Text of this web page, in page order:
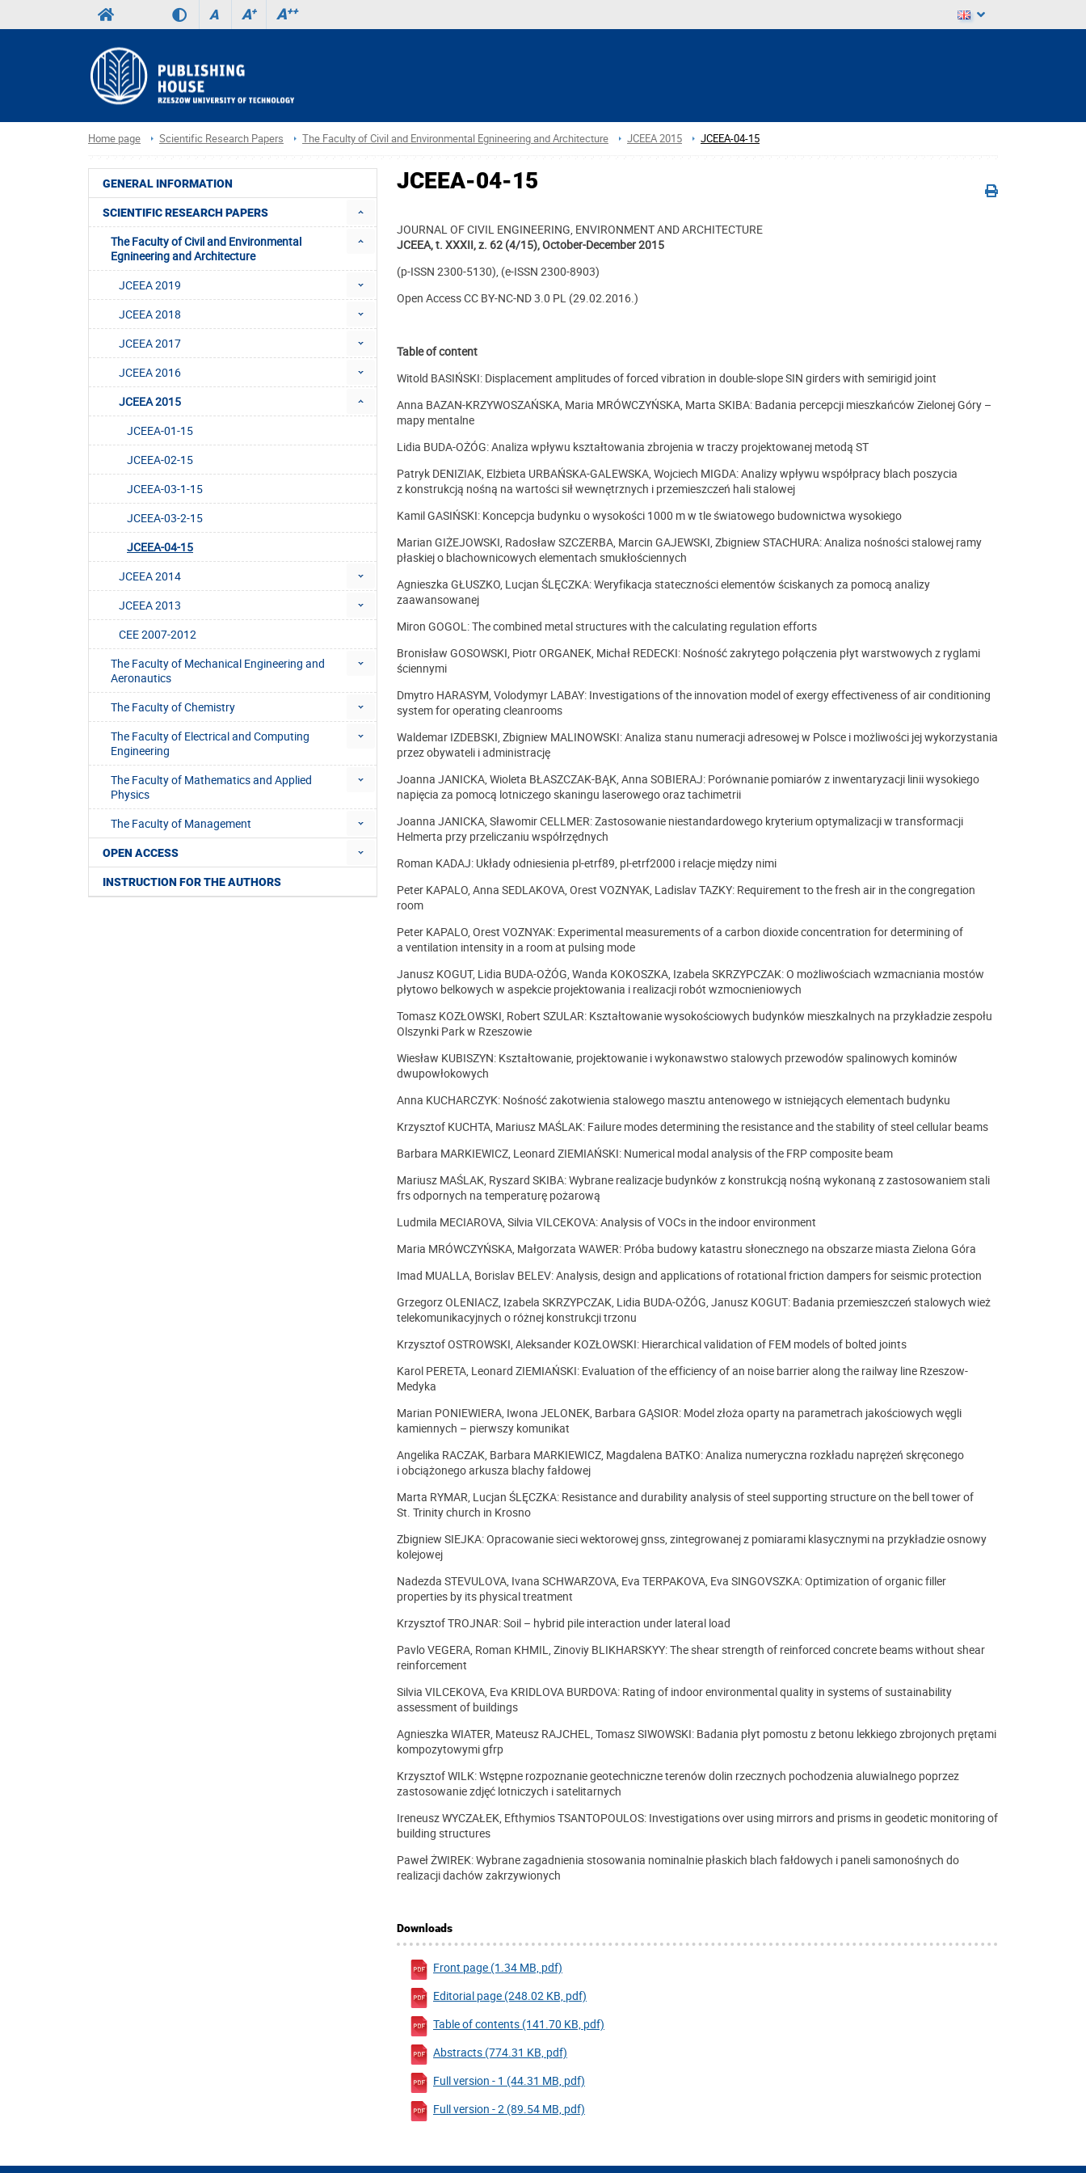
A A+ A++
Home page Scientific Research Papers The Faculty of Civil and Environmental Egnineering and Architecture JCEEA 2015 JCEEA-04-15
GENERAL INFORMATION
SCIENTIFIC RESEARCH PAPERS
The Faculty of Civil and Environmental
Egnineering and Architecture
JCEEA 2019
JCEEA 2018
JCEEA 2017
JCEEA 2016
JCEEA 2015
JCEEA-01-15
JCEEA-02-15
JCEEA-03-1-15
JCEEA-03-2-15
JCEEA-04-15
JCEEA 2014
JCEEA 2013
CEE 2007-2012
The Faculty of Mechanical Engineering and
Aeronautics
The Faculty of Chemistry
The Faculty of Electrical and Computing
Engineering
The Faculty of Mathematics and Applied
Physics
The Faculty of Management
OPEN ACCESS
INSTRUCTION FOR THE AUTHORS
JCEEA-04-15
JOURNAL OF CIVIL ENGINEERING, ENVIRONMENT AND ARCHITECTURE
JCEEA, t. XXXII, z. 62 (4/15), October-December 2015
(p-ISSN 2300-5130), (e-ISSN 2300-8903)
Open Access CC BY-NC-ND 3.0 PL (29.02.2016.)
Table of content
Witold BASIŃSKI: Displacement amplitudes of forced vibration in double-slope SIN girders with semirigid joint
Anna BAZAN-KRZYWOSZAŃSKA, Maria MRÓWCZYŃSKA, Marta SKIBA: Badania percepcji mieszkańców Zielonej Góry –
mapy mentalne
Lidia BUDA-OŻÓG: Analiza wpływu kształtowania zbrojenia w traczy projektowanej metodą ST
Patryk DENIZIAK, Elżbieta URBAŃSKA-GALEWSKA, Wojciech MIGDA: Analizy wpływu współpracy blach poszycia
z konstrukcją nośną na wartości sił wewnętrznych i przemieszczeń hali stalowej
Kamil GASIŃSKI: Koncepcja budynku o wysokości 1000 m w tle światowego budownictwa wysokiego
Marian GIŻEJOWSKI, Radosław SZCZERBA, Marcin GAJEWSKI, Zbigniew STACHURA: Analiza nośności stalowej ramy
płaskiej o blachownicowych elementach smukłościennych
Agnieszka GŁUSZKO, Lucjan ŚLĘCZKA: Weryfikacja stateczności elementów ściskanych za pomocą analizy
zaawansowanej
Miron GOGOL: The combined metal structures with the calculating regulation efforts
Bronisław GOSOWSKI, Piotr ORGANEK, Michał REDECKI: Nośność zakrytego połączenia płyt warstwowych z ryglami
ściennymi
Dmytro HARASYM, Volodymyr LABAY: Investigations of the innovation model of exergy effectiveness of air conditioning
system for operating cleanrooms
Waldemar IZDEBSKI, Zbigniew MALINOWSKI: Analiza stanu numeracji adresowej w Polsce i możliwości jej wykorzystania
przez obywateli i administrację
Joanna JANICKA, Wioleta BŁASZCZAK-BĄK, Anna SOBIERAJ: Porównanie pomiarów z inwentaryzacji linii wysokiego
napięcia za pomocą lotniczego skaningu laserowego oraz tachimetrii
Joanna JANICKA, Sławomir CELLMER: Zastosowanie niestandardowego kryterium optymalizacji w transformacji
Helmerta przy przeliczaniu współrzędnych
Roman KADAJ: Układy odniesienia pl-etrf89, pl-etrf2000 i relacje między nimi
Peter KAPALO, Anna SEDLAKOVA, Orest VOZNYAK, Ladislav TAZKY: Requirement to the fresh air in the congregation
room
Peter KAPALO, Orest VOZNYAK: Experimental measurements of a carbon dioxide concentration for determining of
a ventilation intensity in a room at pulsing mode
Janusz KOGUT, Lidia BUDA-OŻÓG, Wanda KOKOSZKA, Izabela SKRZYPCZAK: O możliwościach wzmacniania mostów
płytowo belkowych w aspekcie projektowania i realizacji robót wzmocnieniowych
Tomasz KOZŁOWSKI, Robert SZULAR: Kształtowanie wysokościowych budynków mieszkalnych na przykładzie zespołu
Olszynki Park w Rzeszowie
Wiesław KUBISZYN: Kształtowanie, projektowanie i wykonawstwo stalowych przewodów spalinowych kominów
dwupowłokowych
Anna KUCHARCZYK: Nośność zakotwienia stalowego masztu antenowego w istniejących elementach budynku
Krzysztof KUCHTA, Mariusz MAŚLAK: Failure modes determining the resistance and the stability of steel cellular beams
Barbara MARKIEWICZ, Leonard ZIEMIAŃSKI: Numerical modal analysis of the FRP composite beam
Mariusz MAŚLAK, Ryszard SKIBA: Wybrane realizacje budynków z konstrukcją nośną wykonaną z zastosowaniem stali
frs odpornych na temperaturę pożarową
Ludmila MECIAROVA, Silvia VILCEKOVA: Analysis of VOCs in the indoor environment
Maria MRÓWCZYŃSKA, Małgorzata WAWER: Próba budowy katastru słonecznego na obszarze miasta Zielona Góra
Imad MUALLA, Borislav BELEV: Analysis, design and applications of rotational friction dampers for seismic protection
Grzegorz OLENIACZ, Izabela SKRZYPCZAK, Lidia BUDA-OŻÓG, Janusz KOGUT: Badania przemieszczeń stalowych wież
telekomunikacyjnych o różnej konstrukcji trzonu
Krzysztof OSTROWSKI, Aleksander KOZŁOWSKI: Hierarchical validation of FEM models of bolted joints
Karol PERETA, Leonard ZIEMIAŃSKI: Evaluation of the efficiency of an noise barrier along the railway line Rzeszow-
Medyka
Marian PONIEWIERA, Iwona JELONEK, Barbara GĄSIOR: Model złoża oparty na parametrach jakościowych węgli
kamiennych – pierwszy komunikat
Angelika RACZAK, Barbara MARKIEWICZ, Magdalena BATKO: Analiza numeryczna rozkładu naprężeń skręconego
i obciążonego arkusza blachy fałdowej
Marta RYMAR, Lucjan ŚLĘCZKA: Resistance and durability analysis of steel supporting structure on the bell tower of
St. Trinity church in Krosno
Zbigniew SIEJKA: Opracowanie sieci wektorowej gnss, zintegrowanej z pomiarami klasycznymi na przykładzie osnowy
kolejowej
Nadezda STEVULOVA, Ivana SCHWARZOVA, Eva TERPAKOVA, Eva SINGOVSZKA: Optimization of organic filler
properties by its physical treatment
Krzysztof TROJNAR: Soil – hybrid pile interaction under lateral load
Pavlo VEGERA, Roman KHMIL, Zinoviy BLIKHARSKYY: The shear strength of reinforced concrete beams without shear
reinforcement
Silvia VILCEKOVA, Eva KRIDLOVA BURDOVA: Rating of indoor environmental quality in systems of sustainability
assessment of buildings
Agnieszka WIATER, Mateusz RAJCHEL, Tomasz SIWOWSKI: Badania płyt pomostu z betonu lekkiego zbrojonych prętami
kompozytowymi gfrp
Krzysztof WILK: Wstępne rozpoznanie geotechniczne terenów dolin rzecznych pochodzenia aluwialnego poprzez
zastosowanie zdjęć lotniczych i satelitarnych
Ireneusz WYCZAŁEK, Efthymios TSANTOPOULOS: Investigations over using mirrors and prisms in geodetic monitoring of
building structures
Paweł ŻWIREK: Wybrane zagadnienia stosowania nominalnie płaskich blach fałdowych i paneli samonośnych do
realizacji dachów zakrzywionych
Downloads
Front page (1.34 MB, pdf)
Editorial page (248.02 KB, pdf)
Table of contents (141.70 KB, pdf)
Abstracts (774.31 KB, pdf)
Full version - 1 (44.31 MB, pdf)
Full version - 2 (89.54 MB, pdf)